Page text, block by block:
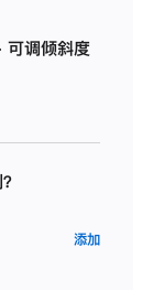
调倾斜度
添加